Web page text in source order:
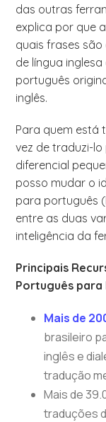
das outras
explica por que
quais frases
de língua
português
inglês.
Para quem está
vez de traduzi-
diferencial
posso mudar o
para português
entre as duas
inteligência da
Principais
Português para
Mais de
brasileiro
inglês e
tradução
Mais de
traduções